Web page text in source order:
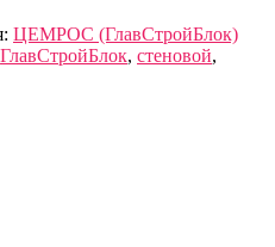
ЦЕМРОС (ГлавСтройБлок)
ГлавСтройБлок, стеновой,